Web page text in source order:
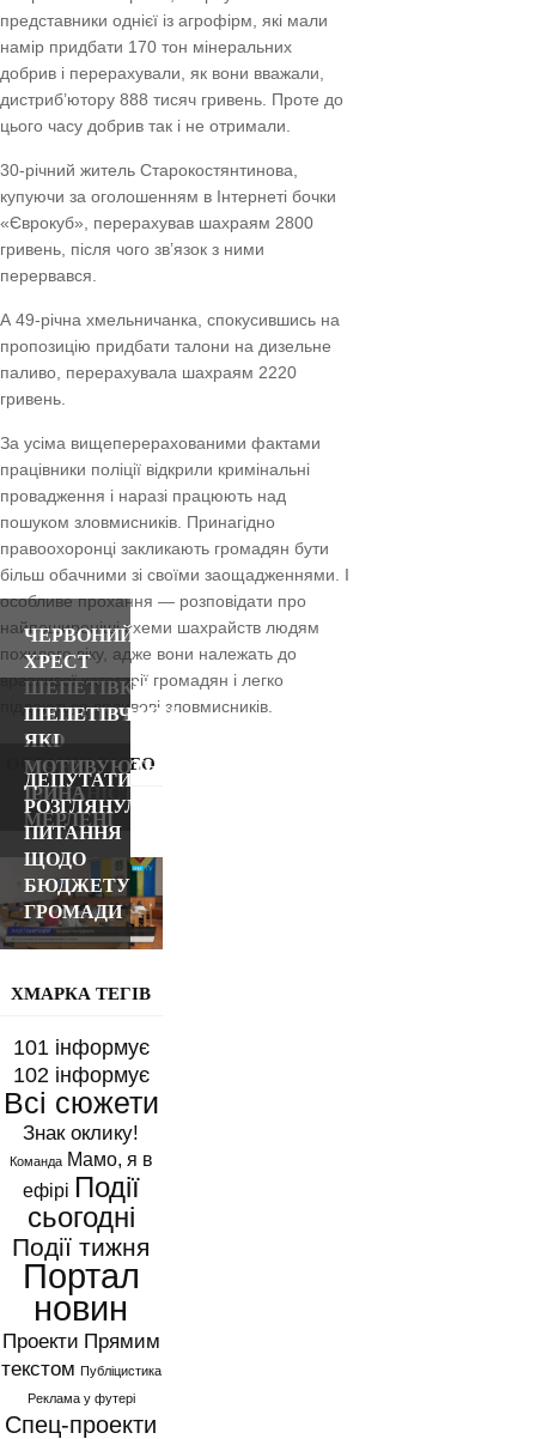
представники однієї із агрофірм, які мали
намір придбати 170 тон мінеральних
добрив і перерахували, як вони вважали,
дистриб’ютору 888 тисяч гривень. Проте до
цього часу добрив так і не отримали.
30-річний житель Старокостянтинова,
купуючи за оголошенням в Інтернеті бочки
«Єврокуб», перерахував шахраям 2800
гривень, після чого зв’язок з ними
перервався.
А 49-річна хмельничанка, спокусившись на
пропозицію придбати талони на дизельне
паливо, перерахувала шахраям 2220
гривень.
За усіма вищеперерахованими фактами
працівники поліції відкрили кримінальні
провадження і наразі працюють над
пошуком зловмисників. Принагідно
правоохоронці закликають громадян бути
більш обачними зі своїми заощадженнями. І
особливе прохання — розповідати про
найпоширеніші схеми шахрайств людям
похилого віку, адже вони належать до
вразливої категорії громадян і легко
піддаються впливові зловмисників.
ОСТАННІ ВІДЕО
ЧЕРВОНИЙ
ХРЕСТ
ШЕПЕТІВКИ
ПРОЗВІТУВАВ
ПРО
РІЧНУ
ДІЯЛЬНІСТЬ
ШЕПЕТІВЧАНИ,
ЯКІ
МОТИВУЮТЬ:
ІРИНА
МЕРЛЕНІ
ДЕПУТАТИ
РОЗГЛЯНУЛИ
ПИТАННЯ
ЩОДО
БЮДЖЕТУ
ГРОМАДИ
ХМАРКА ТЕГІВ
101 інформує
102 інформує
Всі сюжети
Знак оклику!
Команда Мамо, я в
ефірі Події
сьогодні
Події тижня
Портал
новин
Проекти Прямим
текстом Публіцистика
Реклама у футері
Спец-проекти